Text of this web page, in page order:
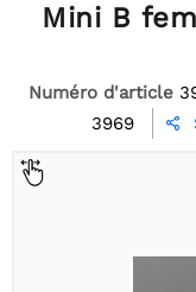
Mini B
Numéro d'article
3969
